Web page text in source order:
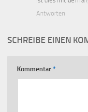
Antworten
SCHREIBE EINEN
Kommentar*